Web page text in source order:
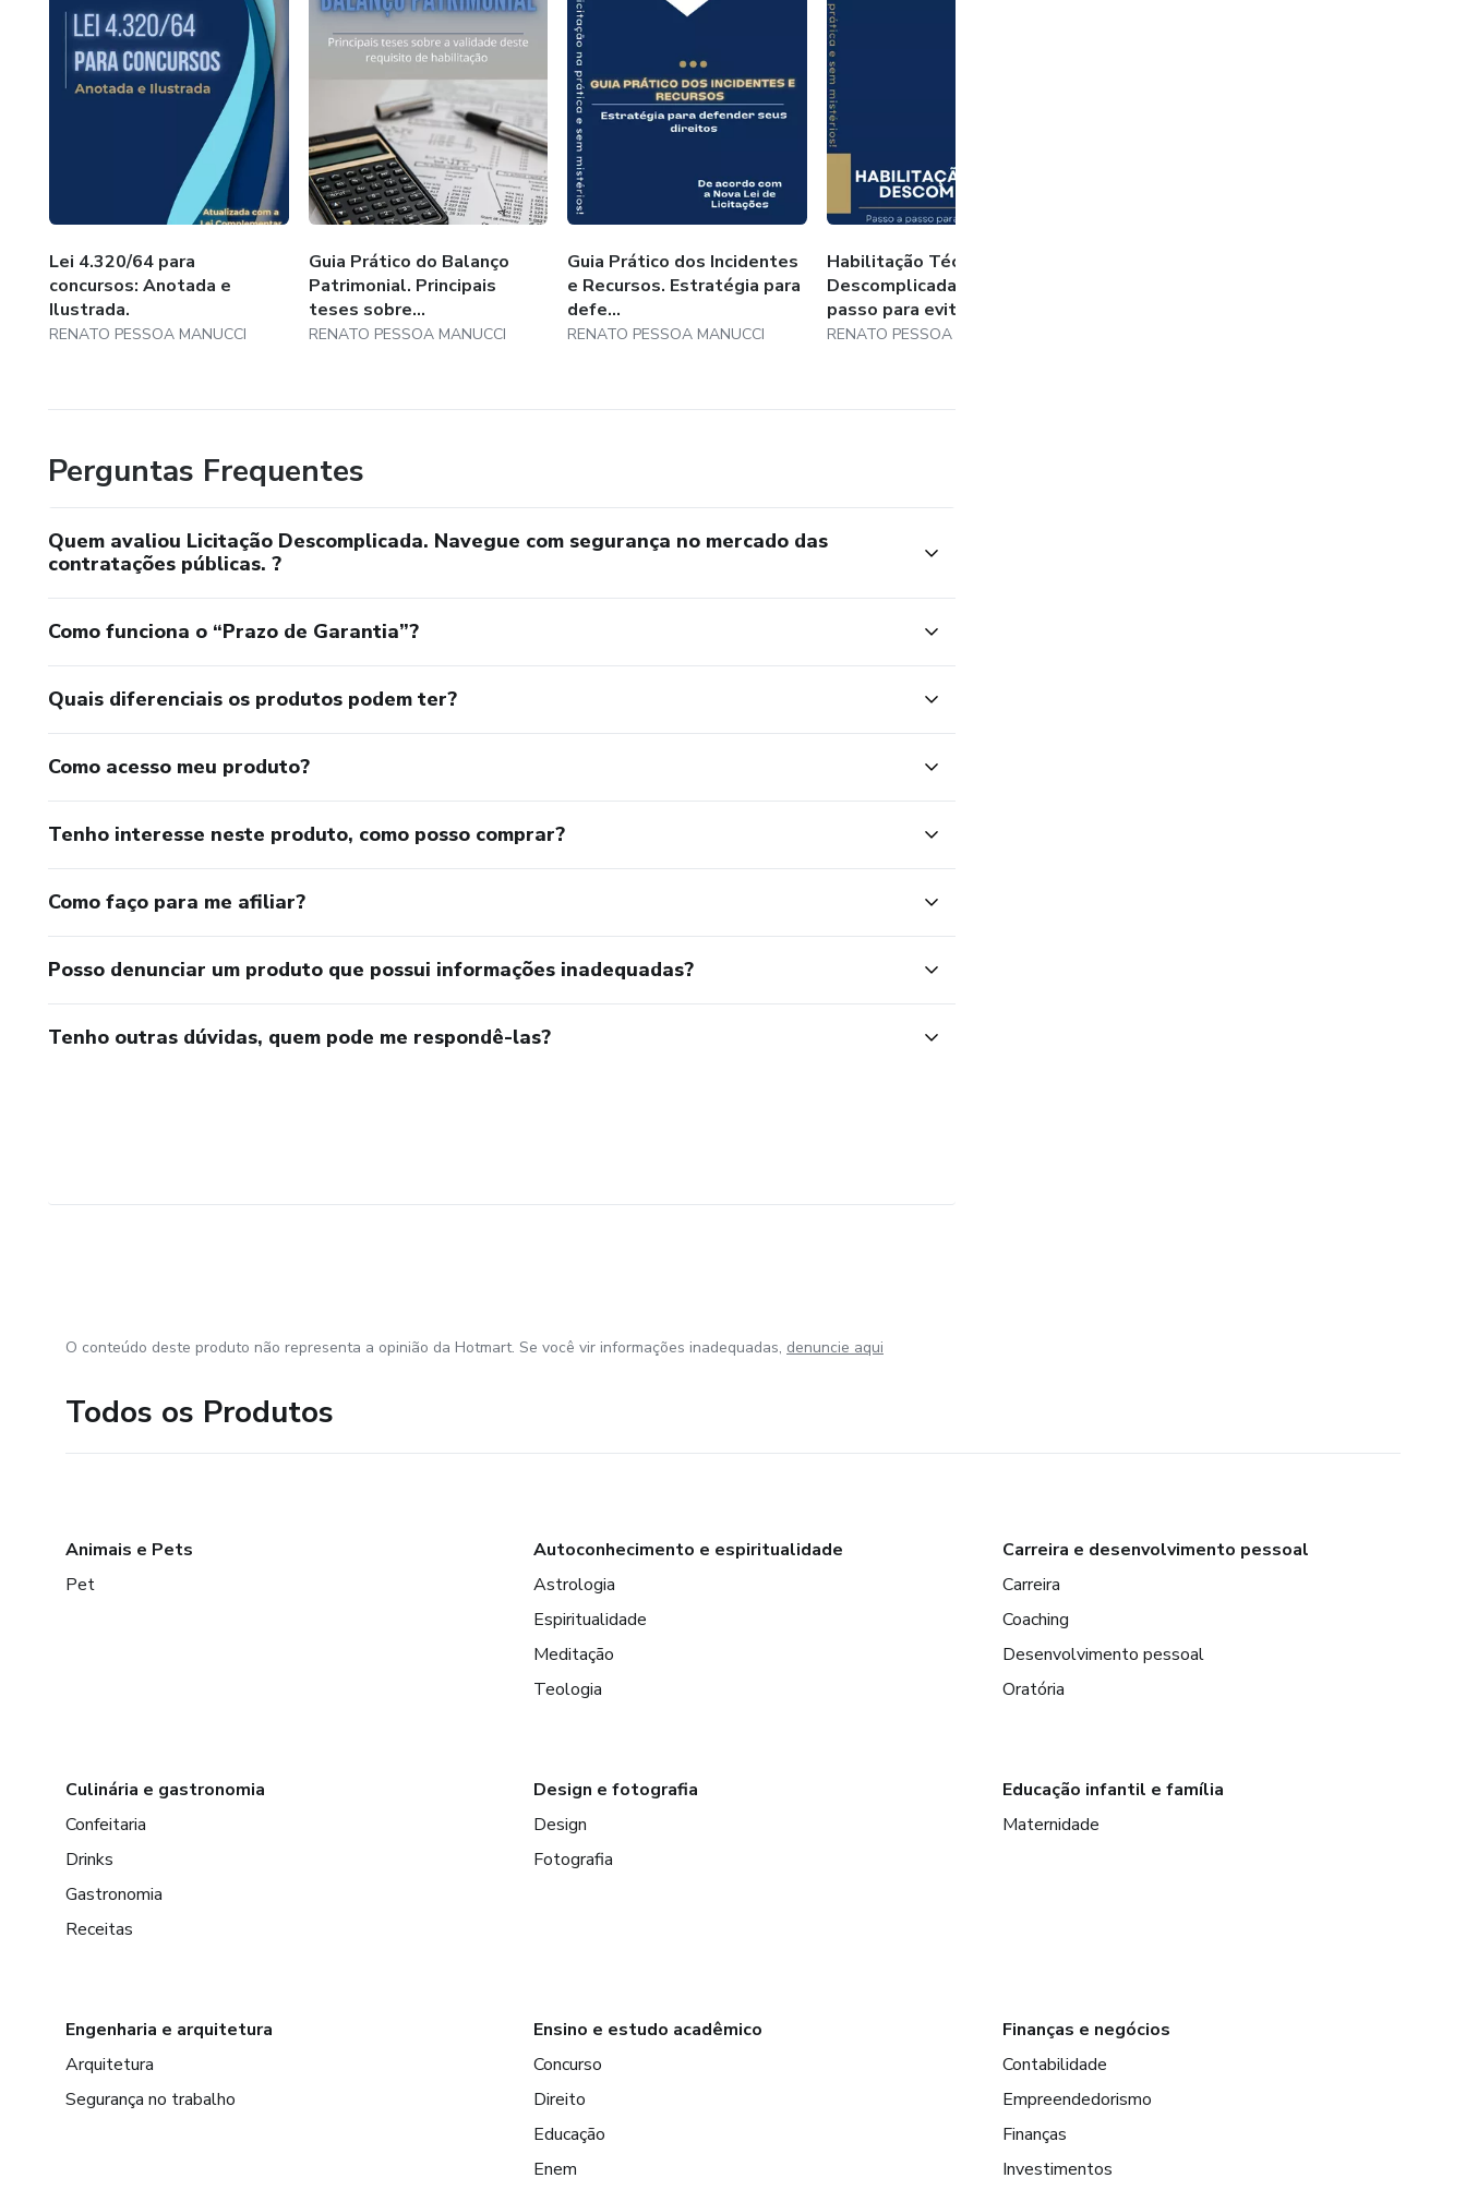
Lei 4.320/64 para
concursos: Anotada e
Ilustrada.
RENATO PESSOA MANUCCI
Guia Prático do Balanço
Patrimonial. Principais
teses sobre...
RENATO PESSOA MANUCCI
Guia Prático dos Incidentes
e Recursos. Estratégia para
defe...
RENATO PESSOA MANUCCI
Habilitação Técnica
Descomplicada. Passo a
passo para evitar...
RENATO PESSOA MANUCCI
Perguntas Frequentes
Quem avaliou Licitação Descomplicada. Navegue com segurança no mercado das
contratações públicas. ?
Como funciona o “Prazo de Garantia”?
Quais diferenciais os produtos podem ter?
Como acesso meu produto?
Tenho interesse neste produto, como posso comprar?
Como faço para me afiliar?
Posso denunciar um produto que possui informações inadequadas?
Tenho outras dúvidas, quem pode me respondê-las?
O conteúdo deste produto não representa a opinião da Hotmart. Se você vir informações inadequadas, denuncie aqui
Todos os Produtos
Animais e Pets
Pet
Autoconhecimento e espiritualidade
Astrologia
Espiritualidade
Meditação
Teologia
Carreira e desenvolvimento pessoal
Carreira
Coaching
Desenvolvimento pessoal
Oratória
Culinária e gastronomia
Confeitaria
Drinks
Gastronomia
Receitas
Design e fotografia
Design
Fotografia
Educação infantil e família
Maternidade
Engenharia e arquitetura
Arquitetura
Segurança no trabalho
Ensino e estudo acadêmico
Concurso
Direito
Educação
Enem
Finanças e negócios
Contabilidade
Empreendedorismo
Finanças
Investimentos